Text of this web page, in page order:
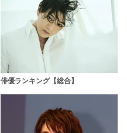
俳優ランキング【総合】